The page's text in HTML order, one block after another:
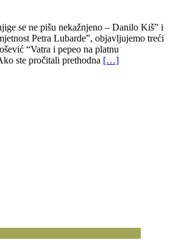
se ne pišu nekažnjeno – Danilo Kiš” i
Petra Lubarde”, objavljujemo treći
“Vatra i pepeo na platnu
ste pročitali prethodna […]